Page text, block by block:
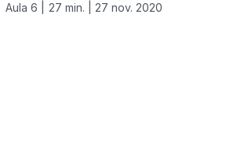
Aula 6 | 27 min. | 27 nov. 2020